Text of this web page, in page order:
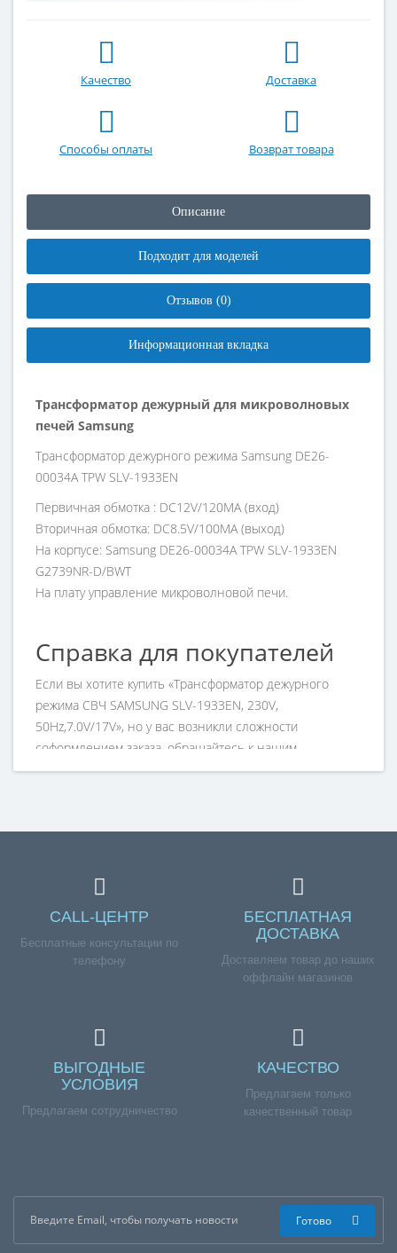
Качество Доставка
Способы оплаты Возврат товара
Описание
Подходит для моделей
Отзывов (0)
Информационная вкладка
Трансформатор дежурный для микроволновых
печей Samsung
Трансформатор дежурного режима Samsung DE26-
00034A TPW SLV-1933EN
Первичная обмотка : DC12V/120MA (вход)
Вторичная обмотка: DC8.5V/100MA (выход)
На корпусе: Samsung DE26-00034A TPW SLV-1933EN
G2739NR-D/BWT
На плату управление микроволновой печи.
Справка для покупателей
Если вы хотите купить «Трансформатор дежурного
режима СВЧ SAMSUNG SLV-1933EN, 230V,
50Hz,7.0V/17V», но у вас возникли сложности
соформлением заказа, обращайтесь к нашим
менеджерам по номеру телефона +7 (960) 579-09-09.
CALL-ЦЕНТР
Бесплатные консультации по
телефону
БЕСПЛАТНАЯ
ДОСТАВКА
Доставляем товар до наших
оффлайн магазинов
ВЫГОДНЫЕ
УСЛОВИЯ
Предлагаем сотрудничество
КАЧЕСТВО
Предлагаем только
качественный товар
Готово